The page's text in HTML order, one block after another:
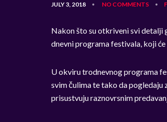
JULY 3, 2018 • NO COMMENTS •
Nakon što su otkriveni svi detalji
dnevni programa festivala, koji
U okviru trodnevnog programa
svim čulima te tako da pogledaju
prisustvuju raznovrsnim